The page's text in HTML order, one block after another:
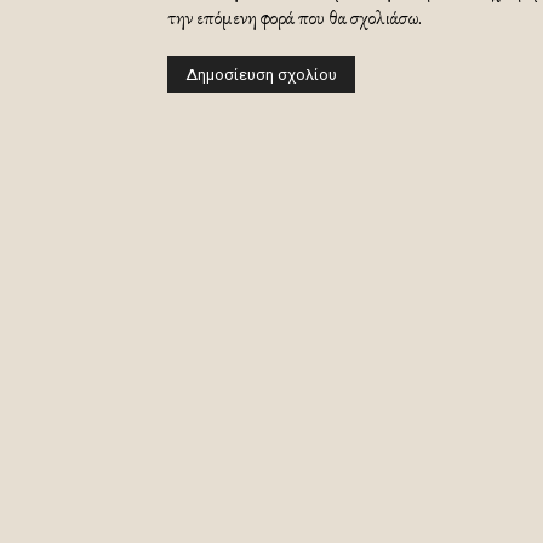
την επόμενη φορά που θα σχολιάσω.